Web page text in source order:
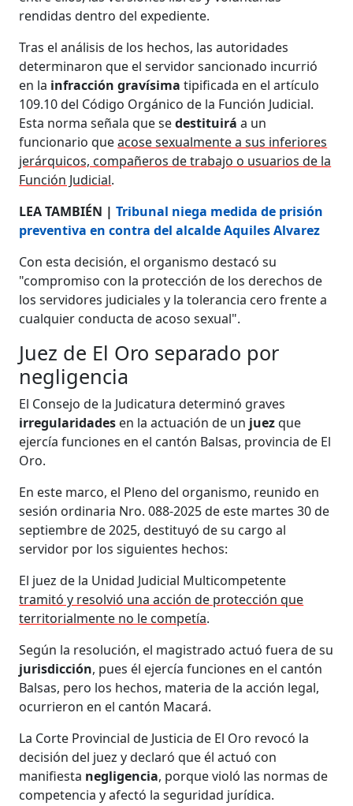
rendidas dentro del expediente.
Tras el análisis de los hechos, las autoridades
determinaron que el servidor sancionado incurrió
en la infracción gravísima tipificada en el artículo
109.10 del Código Orgánico de la Función Judicial.
Esta norma señala que sedestituiráa un
funcionario queacose sexualmente a sus inferiores
jerárquicos, compañeros de trabajo o usuarios de la
Función Judicial.
LEA TAMBIÉN |Tribunal niega medida de prisión
preventiva en contra del alcalde Aquiles Alvarez
Con esta decisión, el organismo destacó su
"compromiso con la protección de los derechos de
los servidores judiciales y la tolerancia cero frente a
cualquier conducta de acoso sexual".
Juez de El Oro separado por
negligencia
El Consejo de la Judicatura determinó graves
irregularidades en la actuación de un juezque
ejercía funciones en el cantón Balsas, provincia de El
Oro.
En este marco, el Pleno del organismo, reunido en
sesión ordinaria Nro. 088-2025 de este martes 30 de
septiembre de 2025, destituyó de su cargo al
servidor por los siguientes hechos:
El juez de la Unidad Judicial Multicompetente
tramitó y resolvió una acción de protección que
territorialmente no le competía.
Según la resolución, el magistrado actuó fuera de su
jurisdicción, pues él ejercía funciones en el cantón
Balsas, pero los hechos, materia de la acción legal,
ocurrieron en el cantón Macará.
La Corte Provincial de Justicia de El Oro revocó la
decisión del juez y declaró que él actuó con
manifiesta negligencia, porque violó las normas de
competencia y afectó la seguridad jurídica.